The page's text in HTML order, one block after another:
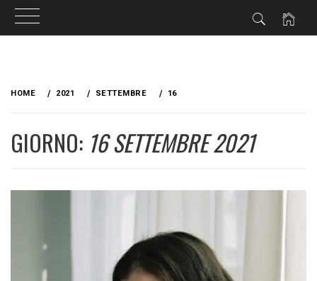
HOME 2021 SETTEMBRE 16
GIORNO: 16 SETTEMBRE 2021